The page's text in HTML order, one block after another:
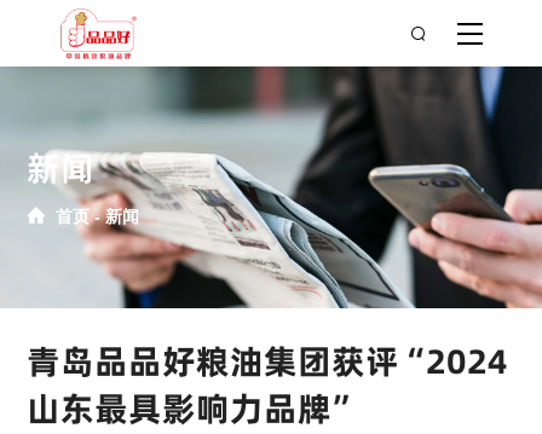
新闻
首页 新闻
青岛品品好粮油集团获评“2024
山东最具影响力品牌”